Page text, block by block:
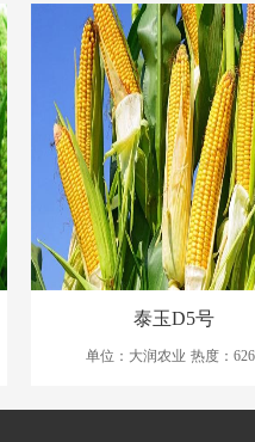
泰玉D5号
单位：大润农业 热度：